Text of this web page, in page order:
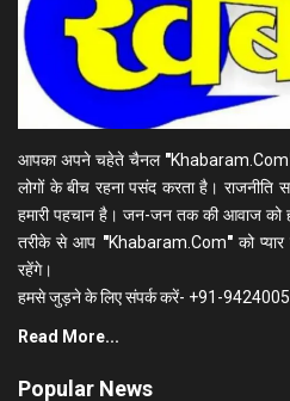
आपका अपने चहेते चैनल "Khabaram.Com
लोगों के बीच रहना पसंद करता है। राजनीति
हमारी पहचान है। जन-जन तक की आवाज को
तरीके से आप "Khabaram.Com"को
रहेंगे।
हमसे जुड़ने के लिए संपर्क करें- +91-
Read More...
Popular News